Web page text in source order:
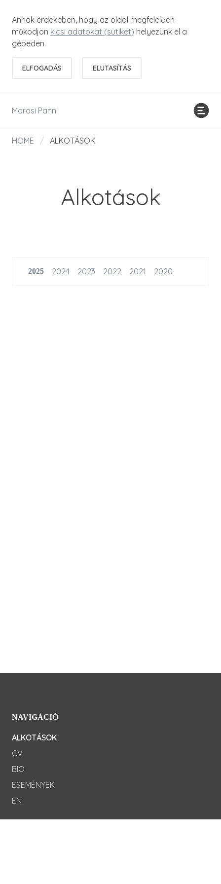
Annak érdekében, hogy az oldal megfelelően
működjön kicsi adatokat (sütiket) helyezünk el a
gépeden.
ELFOGADÁS ELUTASÍTÁS
Marosi Panni
HOME / ALKOTÁSOK
Alkotások
2025 2024 2023 2022 2021 2020
NAVIGÁCIÓ
ALKOTÁSOK
CV
BIO
ESEMÉNYEK
EN